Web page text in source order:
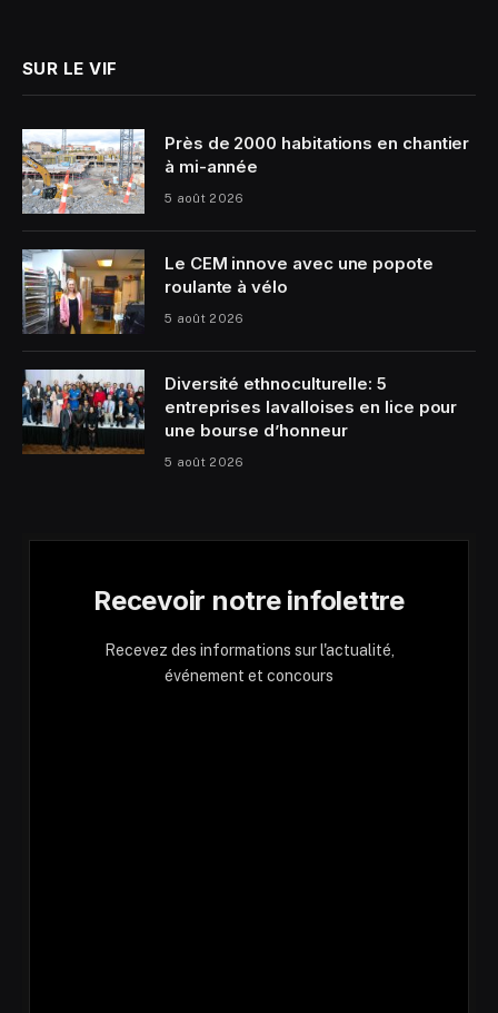
SUR LE VIF
Près de 2000 habitations en chantier
à mi-année
5 août 2026
Le CEM innove avec une popote
roulante à vélo
5 août 2026
Diversité ethnoculturelle: 5
entreprises lavalloises en lice pour
une bourse d’honneur
5 août 2026
Recevoir notre infolettre
Recevez des informations sur l'actualité,
événement et concours